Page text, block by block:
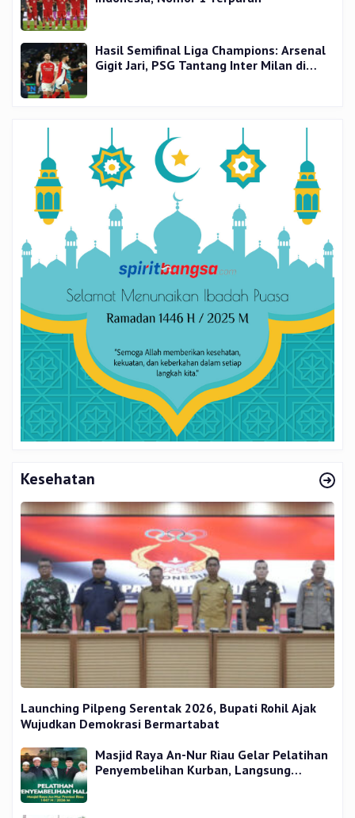
Hasil Semifinal Liga Champions: Arsenal
Gigit Jari, PSG Tantang Inter Milan di
Kesehatan
Launching Pilpeng Serentak 2026, Bupati Rohil Ajak
Wujudkan Demokrasi Bermartabat
Masjid Raya An-Nur Riau Gelar Pelatihan
Penyembelihan Kurban, Langsung